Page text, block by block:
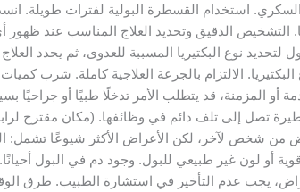
استخدام القسطرة البولية لفترات طويلة.
التشخيص الدقيق وتحديد العلاج المناسب عند
نوع البكتيريا المسببة للعدوى، ثم يحدد
الالتزام بالجرعة العلاجية كاملة. شرب
المزمنة، قد يتطلب الأمر تدخلًا طبيًا أو جراحيًا
تصل إلى تلف دائم في وظائفها. (مكان مقترح
شخص لآخر، لكن الأعراض الأكثر شيوعًا تشمل:
لون غير طبيعي للبول. وجود دم في البول أحيانًا.
يجب عدم التأخير في استشارة الطبيب. طرق الوقاية